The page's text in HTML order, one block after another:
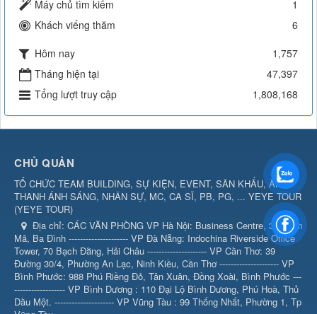
Máy chủ tìm kiếm
1
Khách viếng thăm
6
Hôm nay
1,757
Tháng hiện tại
47,397
Tổng lượt truy cập
1,808,168
CHỦ QUẢN
TỔ CHỨC TEAM BUILDING, SỰ KIỆN, EVENT, SÂN KHẤU, ÂM
THANH ÁNH SÁNG, NHÂN SỰ, MC, CA SĨ, PB, PG, ... YEYE TOUR
(YEYE TOUR)
Địa chỉ: CÁC VĂN PHÒNG VP Hà Nội: Business Centre, 360 Kim
Mã, Ba Đình --------------------- VP Đà Nẵng: Indochina Riverside Office
Tower, 70 Bạch Đằng, Hải Châu --------------------- VP Cần Thơ: 39
Đường 30/4, Phường An Lạc, Ninh Kiều, Cần Thơ --------------------- VP
Bình Phước: 988 Phú Riềng Đỏ, Tân Xuân, Đồng Xoài, Bình Phước ---
------------------ VP Bình Dương : 110 Đại Lộ Bình Dương, Phú Hoà, Thủ
Dầu Một. --------------------- VP Vũng Tàu : 99 Thống Nhất, Phường 1, Tp